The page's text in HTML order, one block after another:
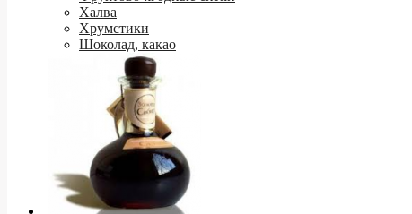
Халва
Хрумстики
Шоколад, какао